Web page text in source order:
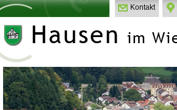
Kontakt